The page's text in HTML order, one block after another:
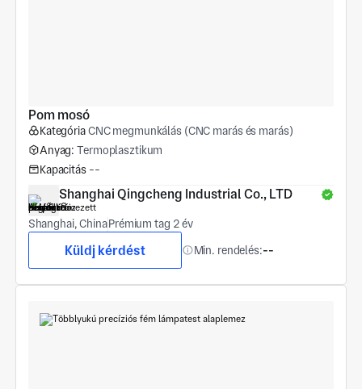
Pom mosó
KategóriaCNC megmunkálás (CNC marás és marás)
Anyag: Termoplasztikum
Kapacitás --
Shanghai Qingcheng Industrial Co., LTD
Shanghai, ChinaPrémium tag 2 év
Küldj kérdést Min. rendelés:--